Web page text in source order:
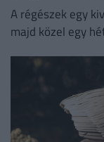
A régészek egy
majd közel egy